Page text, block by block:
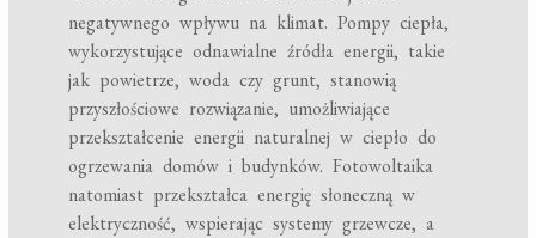
negatywnego wpływu na klimat. Pompy ciepła,
wykorzystujące odnawialne źródła energii, takie
jak powietrze, woda czy grunt, stanowią
przyszłościowe rozwiązanie, umożliwiające
przekształcenie energii naturalnej w ciepło do
ogrzewania domów i budynków. Fotowoltaika
natomiast przekształca energię słoneczną w
elektryczność, wspierając systemy grzewcze, a